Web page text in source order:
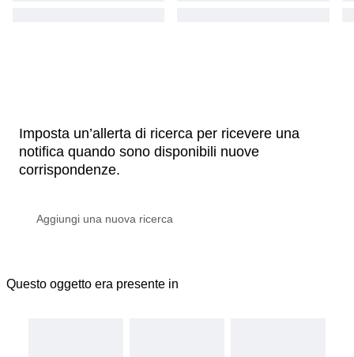
Imposta un’allerta di ricerca per ricevere una
notifica quando sono disponibili nuove
corrispondenze.
Questo oggetto era presente in